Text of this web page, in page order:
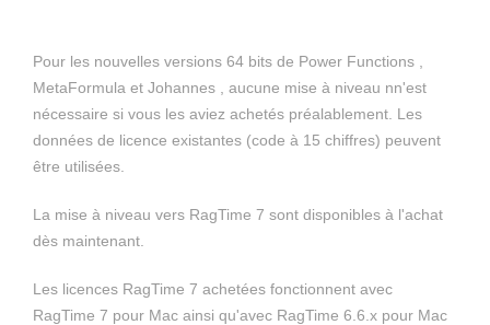
Pour les nouvelles versions 64 bits de Power Functions ,
MetaFormula et Johannes , aucune mise à niveau nn'est
nécessaire si vous les aviez achetés préalablement. Les
données de licence existantes (code à 15 chiffres) peuvent
être utilisées.
La mise à niveau vers RagTime 7 sont disponibles à l'achat
dès maintenant.
Les licences RagTime 7 achetées fonctionnent avec
RagTime 7 pour Mac ainsi qu'avec RagTime 6.6.x pour Mac